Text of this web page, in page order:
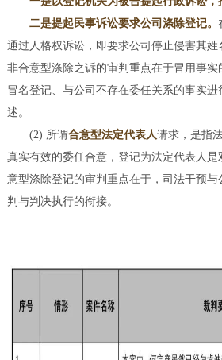
二是提起民事诉讼要求公司涤除登记。
通过人格权诉讼，即要求公司停止侵害其姓
非合意型涤除之诉的审判重点在于冒用事
冒名登记、与公司不存在委任关系的事实
述。
(2) 所谓合意型法定代表人请求，是指
真实有效的委任合意，登记为法定代表人
意型涤除登记的审判重点在于，司法干预
判与判决执行的衔接。